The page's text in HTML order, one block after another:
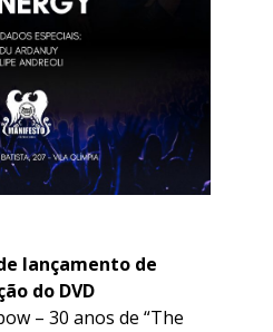
lançamento de
do DVD
– 30 anos de “The